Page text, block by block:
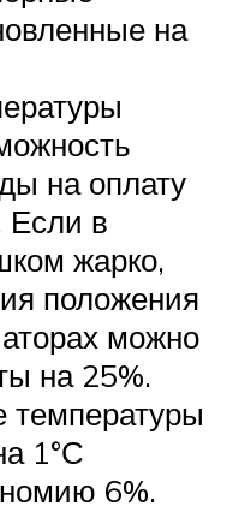
на
на оплату
Если в
жарко,
положения
можно
на 25%.
1°С
6%.